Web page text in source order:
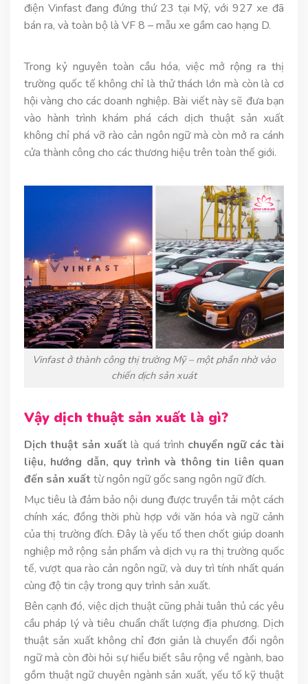
điện Vinfast đang đứng thứ 23 tại Mỹ, với 927 xe đã
bán ra, và toàn bộ là VF 8 – mẫu xe gầm cao hạng D.
Trong kỷ nguyên toàn cầu hóa, việc mở rộng ra thị
trường quốc tế không chỉ là thử thách lớn mà còn là cơ
hội vàng cho các doanh nghiệp. Bài viết này sẽ đưa bạn
vào hành trình khám phá cách dịch thuật sản xuất
không chỉ phá vỡ rào cản ngôn ngữ mà còn mở ra cánh
cửa thành công cho các thương hiệu trên toàn thế giới.
Vinfast ở thành công thị trường Mỹ – một phần nhờ vào
chiến dịch sản xuát
Vậy dịch thuật sản xuất là gì?
Dịch thuật sản xuất là quá trình chuyển ngữ các tài
liệu, hướng dẫn, quy trình và thông tin liên quan
đến sản xuất từ ngôn ngữ gốc sang ngôn ngữ đích.
Mục tiêu là đảm bảo nội dung được truyền tải một cách
chính xác, đồng thời phù hợp với văn hóa và ngữ cảnh
của thị trường đích. Đây là yếu tố then chốt giúp doanh
nghiệp mở rộng sản phẩm và dịch vụ ra thị trường quốc
tế, vượt qua rào cản ngôn ngữ, và duy trì tính nhất quán
cùng độ tin cậy trong quy trình sản xuất.
Bên cạnh đó, việc dịch thuật cũng phải tuân thủ các yêu
cầu pháp lý và tiêu chuẩn chất lượng địa phương. Dịch
thuật sản xuất không chỉ đơn giản là chuyển đổi ngôn
ngữ mà còn đòi hỏi sự hiểu biết sâu rộng về ngành, bao
gồm thuật ngữ chuyên ngành sản xuất, yếu tố kỹ thuật